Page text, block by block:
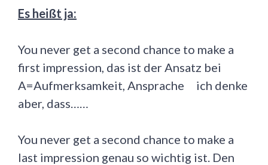
Es heißt ja:
You never get a second chance to make a
first impression, das ist der Ansatz bei
A=Aufmerksamkeit, Ansprache ich denke
aber, dass……
You never get a second chance to make a
last impression genau so wichtig ist. Den